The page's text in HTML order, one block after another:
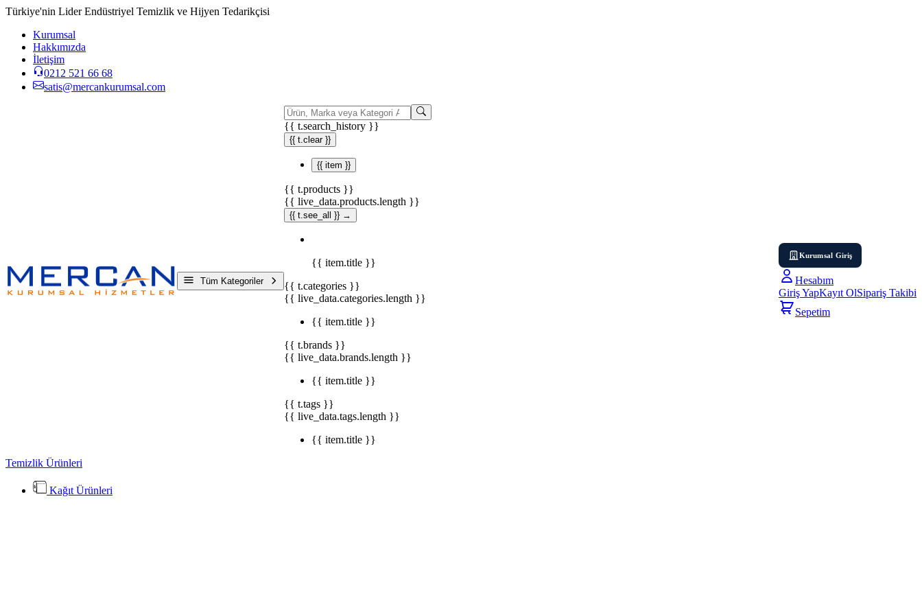
Türkiye'nin Lider Endüstriyel Temizlik ve Hijyen Tedarikçisi
Kurumsal
Hakkımızda
İletişim
0212 521 66 68
satis@mercankurumsal.com
Tüm Kategoriler
{{ t.search_history }}
{{ t.clear }}
{{ item }}
{{ t.products }}
{{ live_data.products.length }}
{{ t.see_all }} →
{{ item.title }}
{{ t.categories }}
{{ live_data.categories.length }}
{{ item.title }}
{{ t.brands }}
{{ live_data.brands.length }}
{{ item.title }}
{{ t.tags }}
{{ live_data.tags.length }}
{{ item.title }}
Kurumsal Giriş
Hesabım
Giriş YapKayıt OlSipariş Takibi
Sepetim
Temizlik Ürünleri
Kağıt Ürünleri